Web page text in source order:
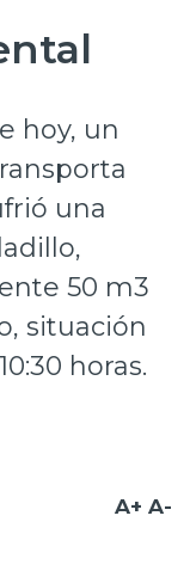
hoy, un
una
50 m3
situación
horas.
A+ A-